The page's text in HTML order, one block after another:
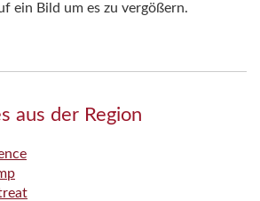
ein Bild um es zu vergößern.
aus der Region